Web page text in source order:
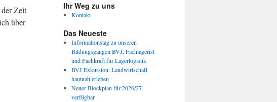
Zeit
über
Ihr Weg zu uns
Kontakt
Das Neueste
Informationstag zu unseren
Bildungsgängen BVJ, Fachlagerist
und Fachkraft für Lagerlogistik
BVJ Exkursion: Landwirtschaft
hautnah erleben
Neuer Blockplan für 2026/27
verfügbar